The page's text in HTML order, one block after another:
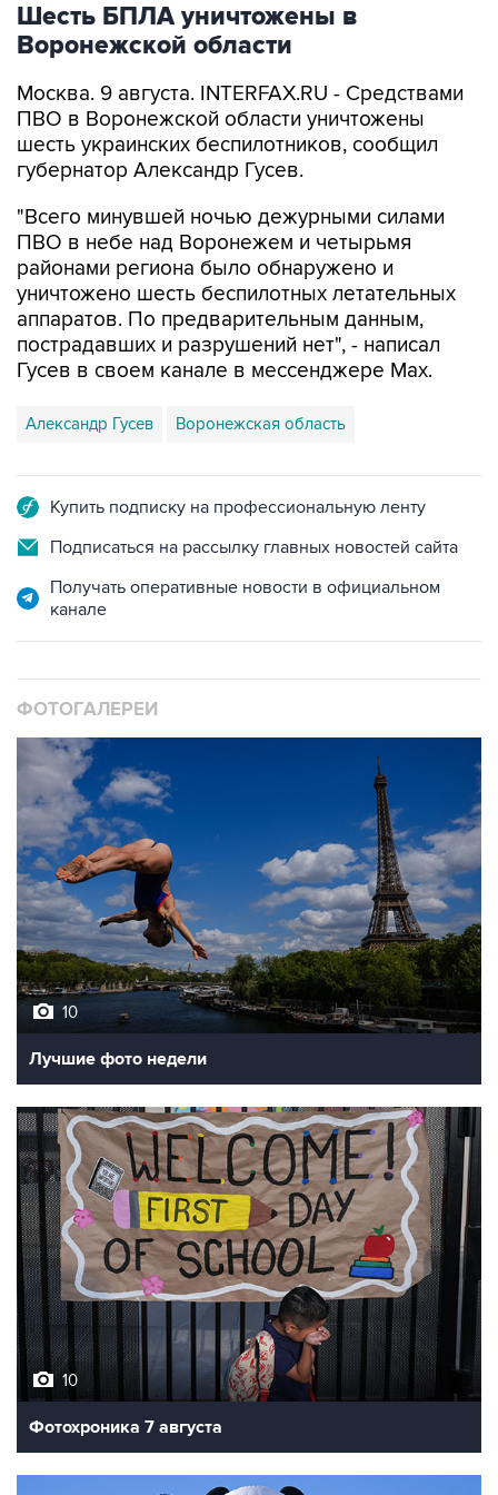
Шесть БПЛА уничтожены в
Воронежской области
Москва. 9 августа. INTERFAX.RU - Средствами
ПВО в Воронежской области уничтожены
шесть украинских беспилотников, сообщил
губернатор Александр Гусев.
"Всего минувшей ночью дежурными силами
ПВО в небе над Воронежем и четырьмя
районами региона было обнаружено и
уничтожено шесть беспилотных летательных
аппаратов. По предварительным данным,
пострадавших и разрушений нет", - написал
Гусев в своем канале в мессенджере Max.
Александр Гусев Воронежская область
Купить подписку на профессиональную ленту
Подписаться на рассылку главных новостей сайта
Получать оперативные новости в официальном
канале
ФОТОГАЛЕРЕИ
10
Лучшие фото недели
10
Фотохроника 7 августа